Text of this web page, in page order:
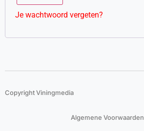
Je wachtwoord vergeten?
Copyright Viningmedia
Algemene Voorwaarden